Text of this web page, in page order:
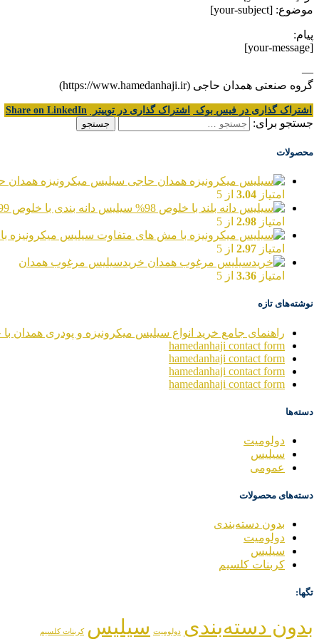
موضوع: [your-subject]
پیام:
[your-message]
—
گروه صنعتی همدان حاجی (https://www.hamedanhaji.ir)
اشتراک گذاری در فیس بوک اشتراک گذاری در توییتر Share on LinkedIn
جستجو برای:
محصولات
سیلیس میکرونیزه همدان
امتیاز 3.04 از 5
سیلیس دانه بندی با خلوص 99%
امتیاز 2.98 از 5
سیلیس میکرونیزه
امتیاز 2.97 از 5
خریدسیلیس مرغوب همدان
امتیاز 3.36 از 5
نوشته‌های تازه
راهنمای جامع خرید انواع سیلیس میکرونیزه و پودری همدان با
hamedanhaji contact form
hamedanhaji contact form
hamedanhaji contact form
hamedanhaji contact form
دسته‌ها
دولومیت
سیلیس
عمومی
دسته‌های محصولات
بدون دسته‌بندی
دولومیت
سیلیس
کربنات کلسیم
تگها:
بدون دسته‌بندی دولومیت سیلیس کربنات کلسیم